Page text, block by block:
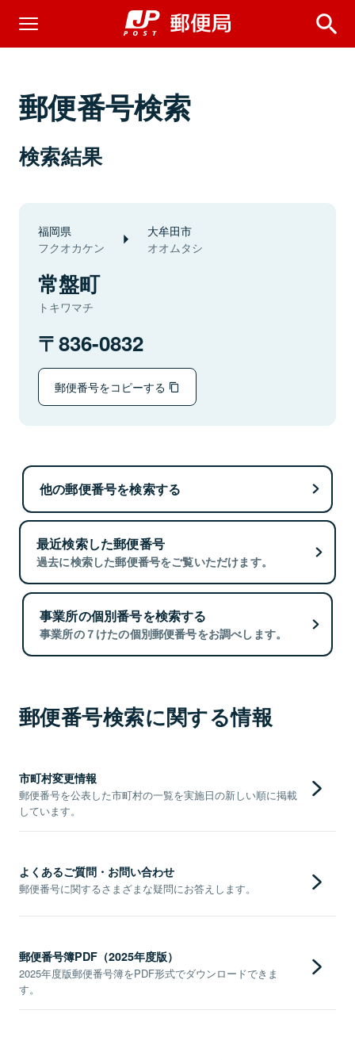
郵便番号検索
検索結果
福岡県
フクオカケン
大牟田市
オオムタシ
常盤町
トキワマチ
836-0832
郵便番号をコピーする
他の郵便番号を検索する
最近検索した郵便番号
過去に検索した郵便番号をご覧いただけます。
事業所の個別番号を検索する
事業所の７けたの個別郵便番号をお調べします。
郵便番号検索に関する情報
市町村変更情報
郵便番号を公表した市町村の一覧を実施日の新しい順に掲載
しています。
よくあるご質問・お問い合わせ
郵便番号に関するさまざまな疑問にお答えします。
郵便番号簿PDF（2025年度版）
2025年度版郵便番号簿をPDF形式でダウンロードできま
す。